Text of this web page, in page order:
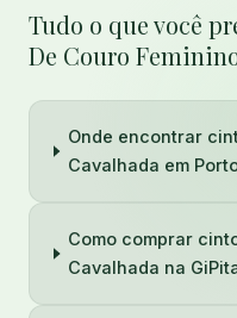
Tudo o que você
De Couro
Onde encontrar
Cavalhada em
Como comprar
Cavalhada na